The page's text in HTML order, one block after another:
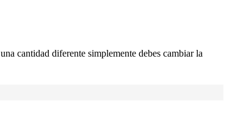
cantidad diferente simplemente debes cambiar la